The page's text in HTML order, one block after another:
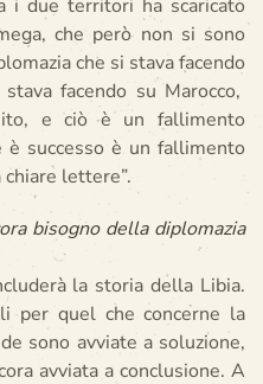
i due territori ha scaricato
che però non si sono
che si stava facendo
facendo su Marocco,
e ciò è un fallimento
è successo è un fallimento
lettere”.
bisogno della diplomazia
la storia della Libia.
per quel che concerne la
sono avviate a soluzione,
avviata a conclusione. A